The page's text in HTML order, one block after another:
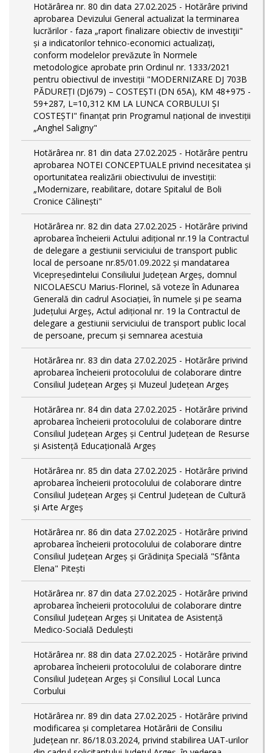
Hotărârea nr. 80 din data 27.02.2025 - Hotărâre privind
aprobarea Devizului General actualizat la terminarea
lucrărilor - faza „raport finalizare obiectiv de investiţii"
și a indicatorilor tehnico-economici actualizați,
conform modelelor prevăzute în Normele
metodologice aprobate prin Ordinul nr. 1333/2021
pentru obiectivul de investiții "MODERNIZARE DJ 703B
PĂDUREȚI (DJ679) – COSTEȘTI (DN 65A), KM 48+975 -
59+287, L=10,312 KM LA LUNCA CORBULUI ȘI
COSTEȘTI" finanțat prin Programul național de investiții
„Anghel Saligny"
Hotărârea nr. 81 din data 27.02.2025 - Hotărâre pentru
aprobarea NOTEI CONCEPTUALE privind necesitatea și
oportunitatea realizării obiectivului de investiții:
„Modernizare, reabilitare, dotare Spitalul de Boli
Cronice Călinești"
Hotărârea nr. 82 din data 27.02.2025 - Hotărâre privind
aprobarea încheierii Actului adițional nr.19 la Contractul
de delegare a gestiunii serviciului de transport public
local de persoane nr.85/01.09.2022 și mandatarea
Vicepreședintelui Consiliului Județean Argeș, domnul
NICOLAESCU Marius-Florinel, să voteze în Adunarea
Generală din cadrul Asociației, în numele și pe seama
Județului Argeș, Actul adițional nr. 19 la Contractul de
delegare a gestiunii serviciului de transport public local
de persoane, precum și semnarea acestuia
Hotărârea nr. 83 din data 27.02.2025 - Hotărâre privind
aprobarea încheierii protocolului de colaborare dintre
Consiliul Județean Argeș și Muzeul Județean Argeș
Hotărârea nr. 84 din data 27.02.2025 - Hotărâre privind
aprobarea încheierii protocolului de colaborare dintre
Consiliul Județean Argeș și Centrul Județean de Resurse
și Asistență Educațională Argeș
Hotărârea nr. 85 din data 27.02.2025 - Hotărâre privind
aprobarea încheierii protocolului de colaborare dintre
Consiliul Județean Argeș și Centrul Județean de Cultură
și Arte Argeș
Hotărârea nr. 86 din data 27.02.2025 - Hotărâre privind
aprobarea încheierii protocolului de colaborare dintre
Consiliul Județean Argeș și Grădinița Specială "Sfânta
Elena" Pitești
Hotărârea nr. 87 din data 27.02.2025 - Hotărâre privind
aprobarea încheierii protocolului de colaborare dintre
Consiliul Județean Argeș și Unitatea de Asistență
Medico-Socială Dedulești
Hotărârea nr. 88 din data 27.02.2025 - Hotărâre privind
aprobarea încheierii protocolului de colaborare dintre
Consiliul Județean Argeș și Consiliul Local Lunca
Corbului
Hotărârea nr. 89 din data 27.02.2025 - Hotărâre privind
modificarea și completarea Hotărârii de Consiliu
Județean nr. 86/18.03.2024, privind stabilirea UAT-urilor